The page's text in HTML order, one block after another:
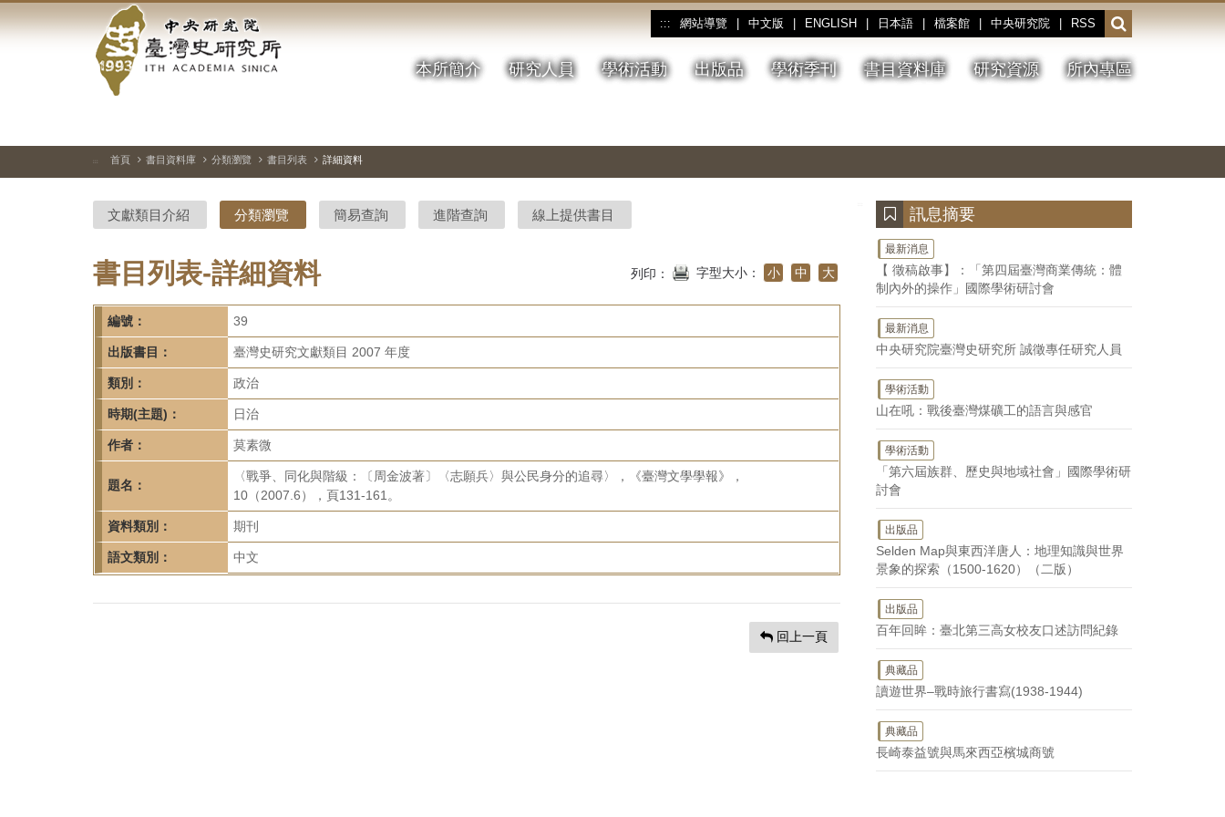
到
中
央
研
院-
臺
灣
史
研
究
所-
首
頁
::: 網站導覽 中文版 ENGLISH 日本語 檔案館 中央研究院 RSS
開
啟
或
收
本所簡介 研究人員 學術活動 出版品 學術季刊 書目資料庫 研究資源 所內專區
停、
圖
圖
結
::: 首頁 書目資料庫 分類瀏覽 書目列表 詳細資料
文獻類目介紹 分類瀏覽 簡易查詢 進階查詢 線上提供書目
書目列表-詳細資料 列印： 字型大小： 小 中 大
編號： 39
出版書目： 臺灣史研究文獻類目 2007 年度
類別： 政治
時期(主題)： 日治
作者： 莫素微
題名：
〈戰爭、同化與階級：〔周金波著〕〈志願兵〉與公民身分的追尋〉，《臺灣文學學報》，
10（2007.6），頁131-161。
資料類別： 期刊
語文類別： 中文
回上一頁
訊息摘要
最新消息
【 徵稿啟事】：「第四屆臺灣商業傳統：體
制內外的操作」國際學術研討會
最新消息
中央研究院臺灣史研究所 誠徵專任研究人員
學術活動
山在吼：戰後臺灣煤礦工的語言與感官
學術活動
「第六屆族群、歷史與地域社會」國際學術研
討會
出版品
Selden Map與東西洋唐人：地理知識與世界
景象的探索（1500-1620）（二版）
出版品
百年回眸：臺北第三高女校友口述訪問紀錄
典藏品
讀遊世界–戰時旅行書寫(1938-1944)
典藏品
長崎泰益號與馬來西亞檳城商號